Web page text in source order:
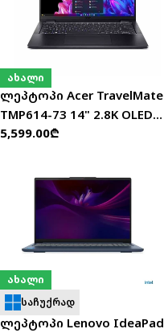
ახალი
ლეპტოპი Acer TravelMate
TMP614-73 14" 2.8K OLED
(Ultra 5-125H/32GB/1TB
ჩვეულებრივი
5,599.00₾
ახალი
საჩუქრად
ლეპტოპი Lenovo IdeaPad